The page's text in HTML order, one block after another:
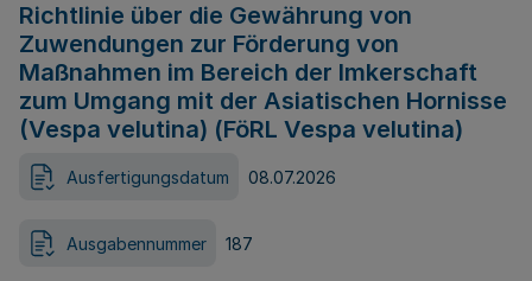
Richtlinie über die Gewährung von
Zuwendungen zur Förderung von
Maßnahmen im Bereich der Imkerschaft
zum Umgang mit der Asiatischen Hornisse
(Vespa velutina) (FöRL Vespa velutina)
Ausfertigungsdatum 08.07.2026
Ausgabennummer 187